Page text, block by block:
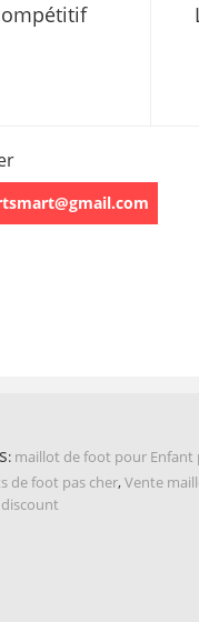
: maillot de foot pour Enfant
de foot pas cher,Vente